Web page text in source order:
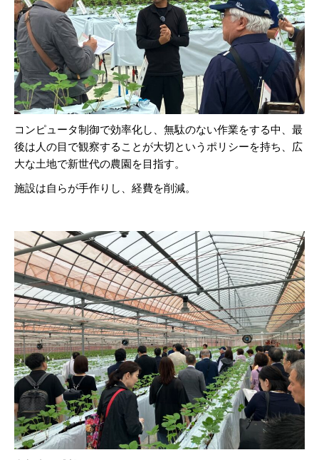
コンピュータ制御で効率化し、無駄のない作業をする中、最
後は人の目で観察することが大切というポリシーを持ち、広
大な土地で新世代の農園を目指す。
施設は自らが手作りし、経費を削減。